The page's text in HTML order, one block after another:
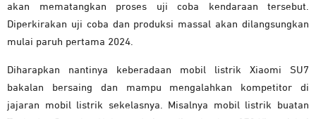
akan mematangkan proses uji coba kendaraan tersebut.
Diperkirakan uji coba dan produksi massal akan dilangsungkan
mulai paruh pertama 2024.
Diharapkan nantinya keberadaan mobil listrik Xiaomi SU7
bakalan bersaing dan mampu mengalahkan kompetitor di
jajaran mobil listrik sekelasnya. Misalnya mobil listrik buatan